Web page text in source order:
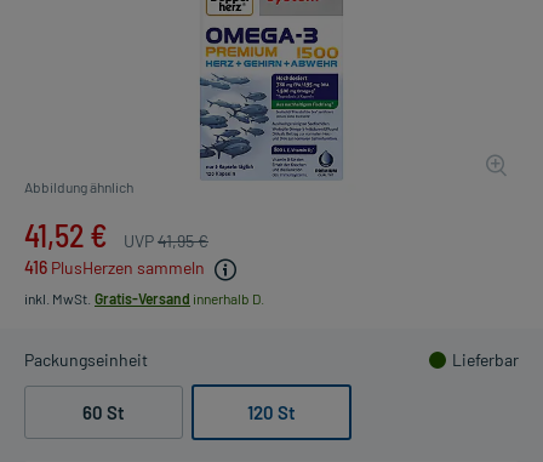
Abbildung ähnlich
41,52 € UVP41,95 €
416 PlusHerzen sammeln
inkl. MwSt. Gratis-Versand innerhalb D.
Packungseinheit Lieferbar
60 St 120 St